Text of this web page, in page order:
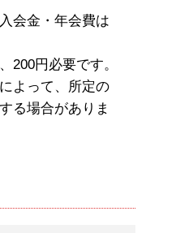
会金・年会費は
200円必要です。
よって、所定の
る場合がありま